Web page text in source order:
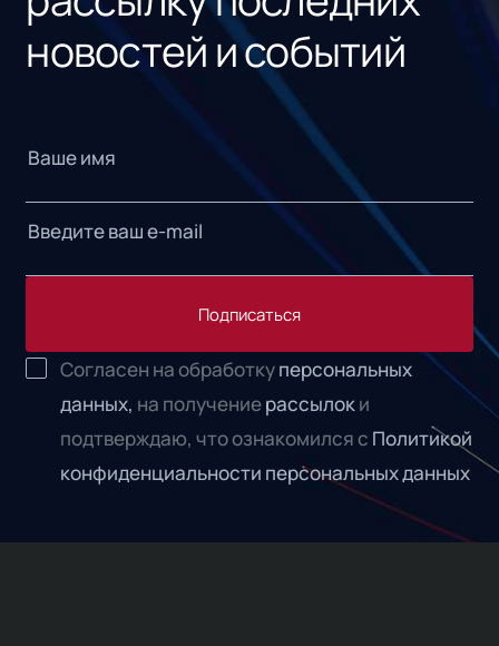
новостей и событий
Подписаться
Согласен на обработкуперсональных
данных, на получениерассылоки
подтверждаю, что ознакомился с Политикой
конфиденциальности персональных данных